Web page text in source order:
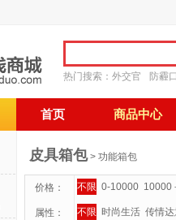
热门搜索： 外交官 防霾
首页 商品中心
皮具箱包> 功能箱包
价格： 不限 0-10000 10000
属性： 不限 时尚生活 传情